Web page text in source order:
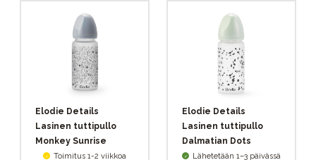
Elodie Details
Lasinen tuttipullo
Monkey Sunrise
Toimitus 1-2 viikkoa
Elodie Details
Lasinen tuttipullo
Dalmatian Dots
Lähetetään 1–3 päivässä